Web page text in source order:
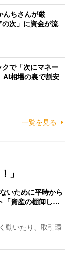
んちさんが厳
の次」に資金が流
クで「次にマネー
相場の裏で割安
一覧を見る
」
いために平時から
「資産の棚卸し…
動いたり、取引環